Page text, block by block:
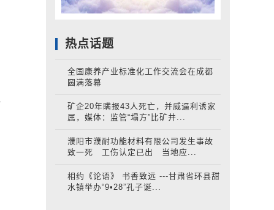
热点话题
全国康养产业标准化工作交流会在成都
圆满落幕
矿企20年瞒报43人死亡，并威逼利诱家
属，媒体：监管“塌方”比矿井...
濮阳市濮耐功能材料有限公司发生事故
致一死 工伤认定已出 当地应...
相约《论语》 书香致远 ---甘肃省环县甜
水镇举办“9•28”孔子诞...